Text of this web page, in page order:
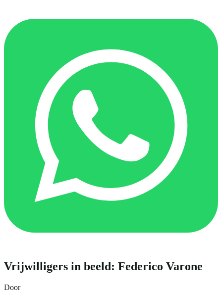
Vrijwilligers in beeld: Federico Varone
Door